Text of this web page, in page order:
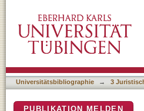
Governance of Tenure
Universitätsbibliographie → 3
PUBLIKATION MELDEN